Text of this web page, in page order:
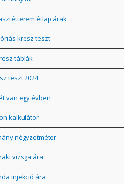
étlap árak
kresz teszt
táblák
teszt 2024
van egy évben
kalkulátor
négyzetméter
vizsga ára
injekció ára